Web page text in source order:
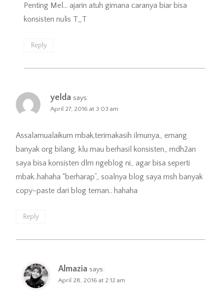
Penting Mel… ajarin atuh gimana caranya biar bisa
konsisten nulis T_T
Reply
yelda says:
April 27, 2016 at 3:03 am
Assalamualaikum mbak,terimakasih ilmunya,, emang
banyak org bilang, klu mau berhasil konsisten,, mdh2an
saya bisa konsisten dlm ngeblog ni,, agar bisa seperti
mbak..hahaha “berharap”,, soalnya blog saya msh banyak
copy-paste dari blog teman.. hahaha
Reply
Almazia says:
April 28, 2016 at 2:12 am